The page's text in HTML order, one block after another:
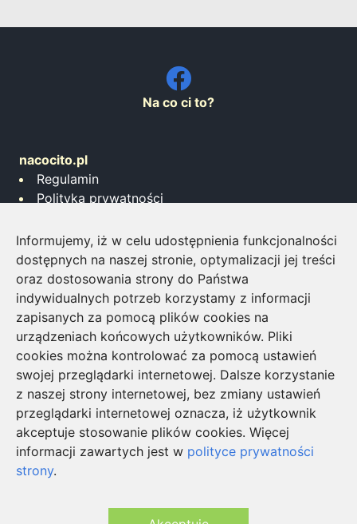
Informujemy, iż w celu udostępnienia funkcjonalności
dostępnych na naszej stronie, optymalizacji jej treści
oraz dostosowania strony do Państwa
indywidualnych potrzeb korzystamy z informacji
zapisanych za pomocą plików cookies na
urządzeniach końcowych użytkowników. Pliki
cookies można kontrolować za pomocą ustawień
swojej przeglądarki internetowej. Dalsze korzystanie
z naszej strony internetowej, bez zmiany ustawień
przeglądarki internetowej oznacza, iż użytkownik
akceptuje stosowanie plików cookies. Więcej
informacji zawartych jest w polityce prywatności
strony.
Na co ci to?
nacocito.pl
Regulamin
Polityka prywatności
Współpraca
Napisz do nas
Inwestowanie w monety bulionowe
Jakiego brokera wybrać?
Zdalne biuro tłumaczeń all4words
Agencja Marketingu Cyfrowego GSEO
Zobacz także
strój borata
najlepsze prezenty na urodziny
prezent dla dziewczyny
prezent dla chłopaka
śmieszne gadżety